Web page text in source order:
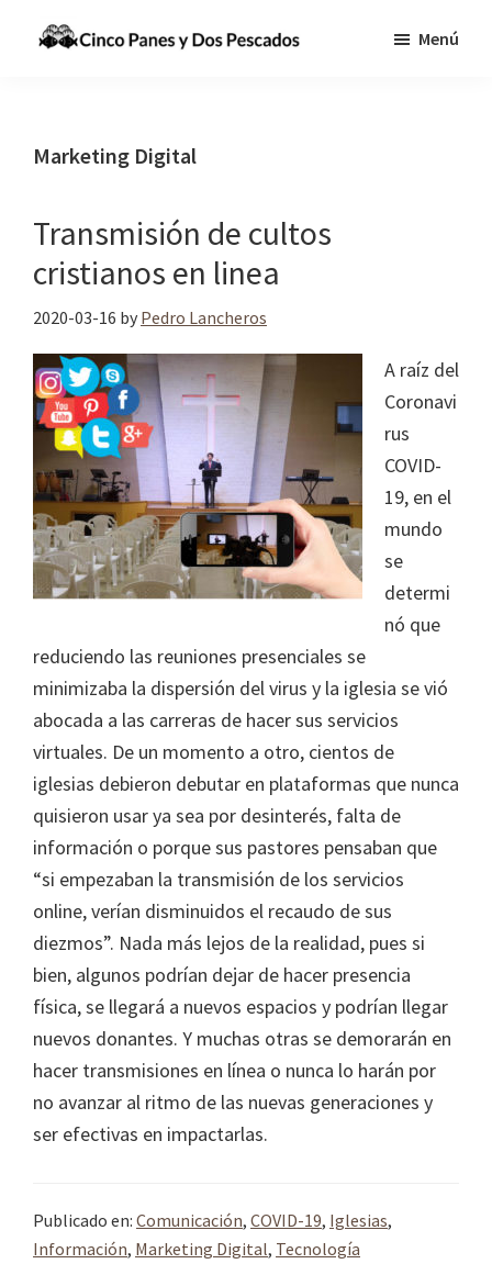
lateral
Pescados
Comunicaciones
cumplir
la
Menú
Marketing Digital
Transmisión de cultos
cristianos en linea
2020-03-16 by Pedro Lancheros
A raíz del
Coronavi
rus
COVID-
19, en el
mundo
se
determi
nó que
reduciendo las reuniones presenciales se
minimizaba la dispersión del virus y la iglesia se vió
abocada a las carreras de hacer sus servicios
virtuales. De un momento a otro, cientos de
iglesias debieron debutar en plataformas que nunca
quisieron usar ya sea por desinterés, falta de
información o porque sus pastores pensaban que
“si empezaban la transmisión de los servicios
online, verían disminuidos el recaudo de sus
diezmos”. Nada más lejos de la realidad, pues si
bien, algunos podrían dejar de hacer presencia
física, se llegará a nuevos espacios y podrían llegar
nuevos donantes. Y muchas otras se demorarán en
hacer transmisiones en línea o nunca lo harán por
no avanzar al ritmo de las nuevas generaciones y
ser efectivas en impactarlas.
Publicado en: Comunicación, COVID-19, Iglesias,
Información, Marketing Digital, Tecnología